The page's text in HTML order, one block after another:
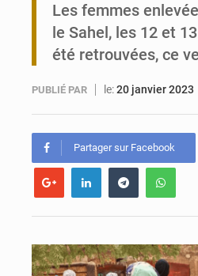
Les femmes
le Sahel, les 12 et
été retrouvées, ce
PUBLIÉ PAR le:20 janvier 2023
Partager sur Facebook